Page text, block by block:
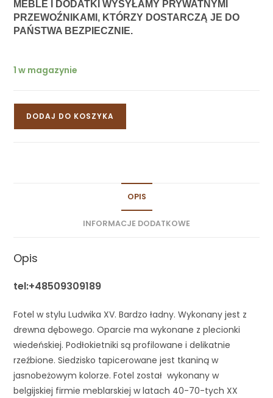
MEBLE I DODATKI WYSYŁAMY PRYWATNYMI
PRZEWOŹNIKAMI, KTÓRZY DOSTARCZĄ JE DO
PAŃSTWA BEZPIECZNIE.
1 w magazynie
DODAJ DO KOSZYKA
OPIS
INFORMACJE DODATKOWE
Opis
tel:+48509309189
Fotel w stylu Ludwika XV. Bardzo ładny. Wykonany jest z
drewna dębowego. Oparcie ma wykonane z plecionki
wiedeńskiej. Podłokietniki są profilowane i delikatnie
rzeźbione. Siedzisko tapicerowane jest tkaniną w
jasnobeżowym kolorze. Fotel został  wykonany w
belgijskiej firmie meblarskiej w latach 40-70-tych XX